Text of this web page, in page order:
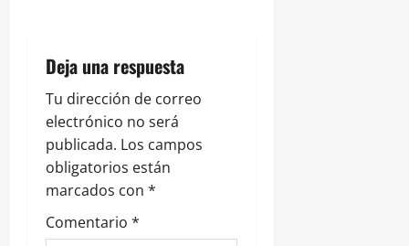
t
r
a
d
a
Deja una respuesta
Tu dirección de correo
electrónico no será
publicada. Los campos
obligatorios están
marcados con *
Comentario *